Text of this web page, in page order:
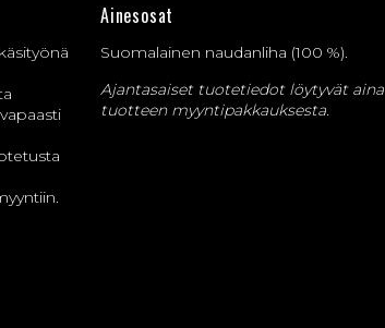
Ainesosat
Suomalainen naudanliha (100 %).
Ajantasaiset tuotetiedot löytyvät aina
tuotteen myyntipakkauksesta.